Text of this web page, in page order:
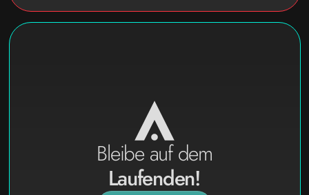
Bleibe auf dem
Laufenden!